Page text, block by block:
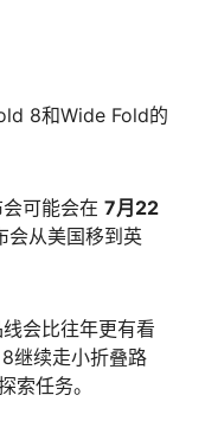
8和Wide Fold的
会可能会在7月22
会从美国移到英
会比往年更有看
继续走小折叠路
索任务。